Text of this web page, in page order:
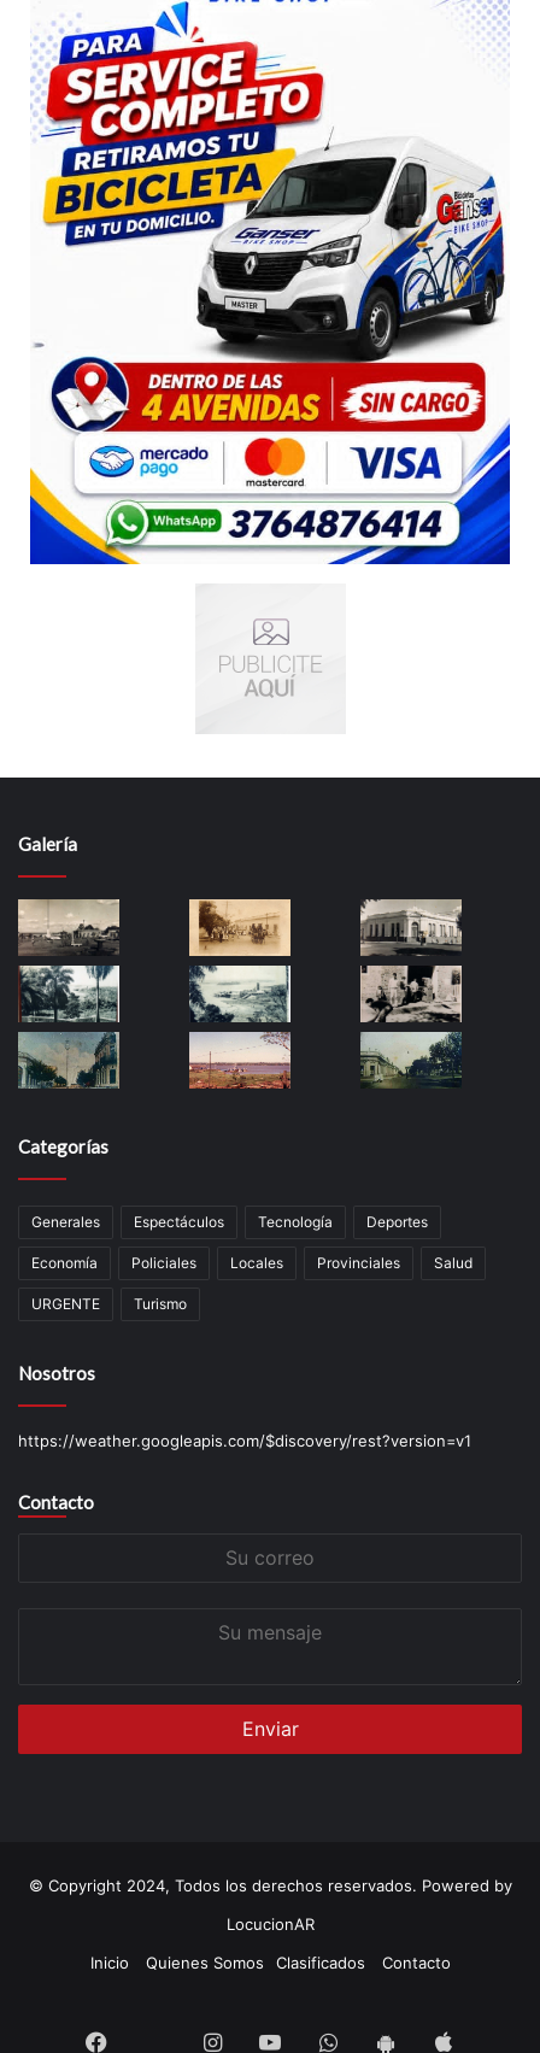
Galería
Categorías
Generales Espectáculos Tecnología Deportes
Economía Policiales Locales Provinciales Salud
URGENTE Turismo
Nosotros
https://weather.googleapis.com/$discovery/rest?version=v1
Contacto
© Copyright 2024, Todos los derechos reservados. Powered by
LocucionAR
Inicio
Quienes Somos Clasificados Contacto
Facebook InstagramYoutubeWhatsapp